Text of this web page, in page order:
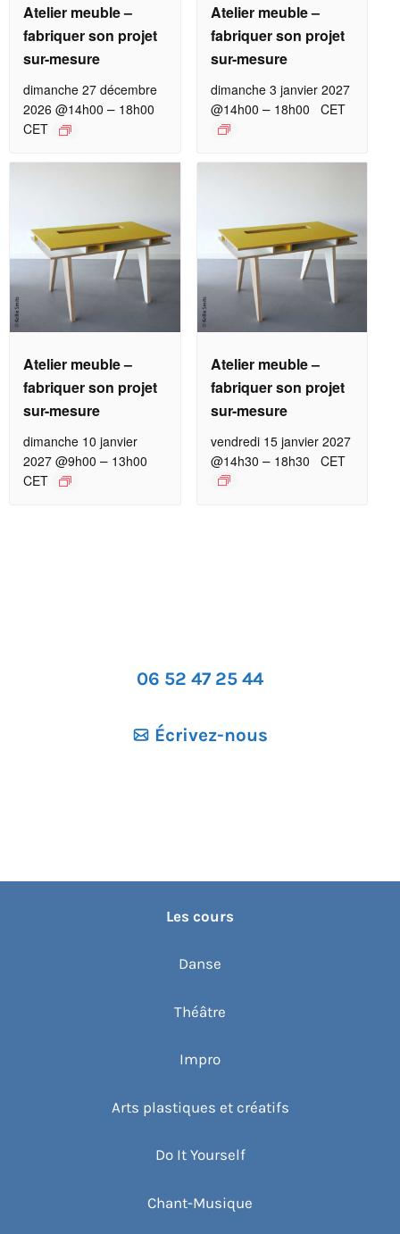
Atelier meuble –
fabriquer son projet
sur-mesure
dimanche 27 décembre
2026 @14h00 – 18h00
CET
Atelier meuble –
fabriquer son projet
sur-mesure
dimanche 3 janvier 2027
@14h00 – 18h00 CET
Atelier meuble –
fabriquer son projet
sur-mesure
dimanche 10 janvier
2027 @9h00 – 13h00
CET
Atelier meuble –
fabriquer son projet
sur-mesure
vendredi 15 janvier 2027
@14h30 – 18h30 CET
06 52 47 25 44
Écrivez-nous
Les cours
Danse
Théâtre
Impro
Arts plastiques et créatifs
Do It Yourself
Chant-Musique